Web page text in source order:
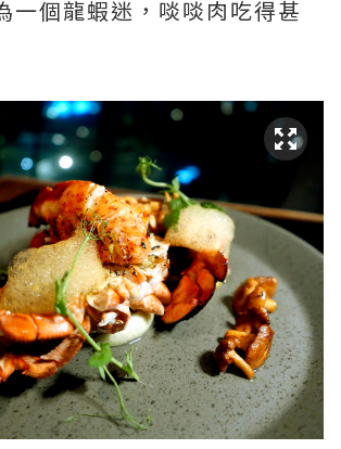
一個龍蝦迷，啖啖肉吃得甚